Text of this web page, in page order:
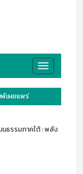
Toggle
navigation
เผยแพร่
ธรรมภาคใต้ : พลัง